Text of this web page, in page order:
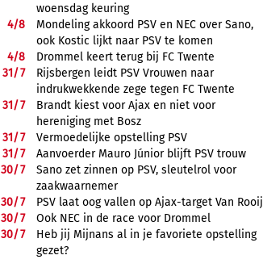
woensdag keuring
4/8
Mondeling akkoord PSV en NEC over Sano,
ook Kostic lijkt naar PSV te komen
4/8
Drommel keert terug bij FC Twente
31/7
Rijsbergen leidt PSV Vrouwen naar
indrukwekkende zege tegen FC Twente
31/7
Brandt kiest voor Ajax en niet voor
hereniging met Bosz
31/7
Vermoedelijke opstelling PSV
31/7
Aanvoerder Mauro Júnior blijft PSV trouw
30/7
Sano zet zinnen op PSV, sleutelrol voor
zaakwaarnemer
30/7
PSV laat oog vallen op Ajax-target Van Rooij
30/7
Ook NEC in de race voor Drommel
30/7
Heb jij Mijnans al in je favoriete opstelling
gezet?